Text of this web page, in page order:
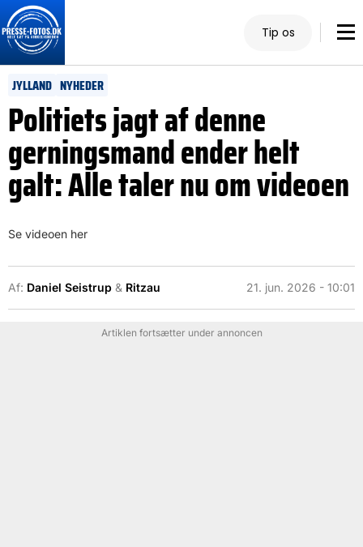
Tip os
JYLLAND NYHEDER
Politiets jagt af denne
gerningsmand ender helt
galt: Alle taler nu om videoen
Se videoen her
Af: Daniel Seistrup & Ritzau 21. jun. 2026 - 10:01
Artiklen fortsætter under annoncen